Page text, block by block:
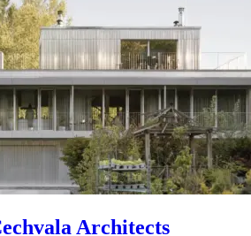
Architects